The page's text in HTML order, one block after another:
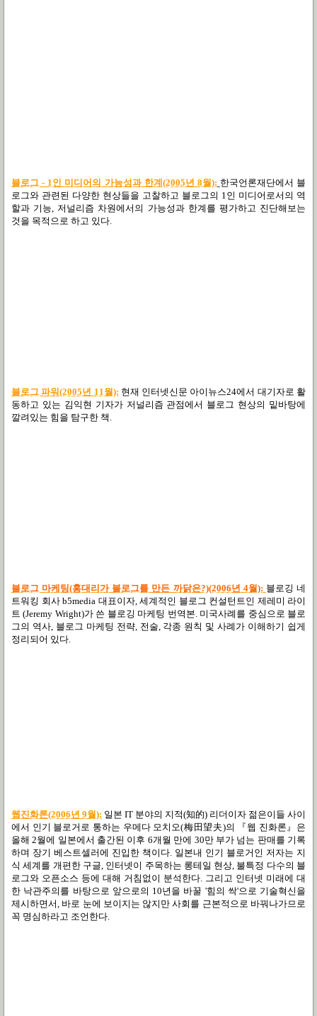
블로그 - 1인 미디어의 가능성과 한계(2005년 8월): 한국언론재단에서 블
로그와 관련된 다양한 현상들을 고찰하고 블로그의 1인 미디어로서의 역
할과 기능, 저널리즘 차원에서의 가능성과 한계를 평가하고 진단해보는
것을 목적으로 하고 있다.
블로그 파워(2005년 11월): 현재 인터넷신문 아이뉴스24에서 대기자로 활
동하고 있는 김익현 기자가 저널리즘 관점에서 블로그 현상의 밑바탕에
깔려있는 힘을 탐구한 책.
블로그 마케팅(홍대리가 블로그를 만든 까닭은?)(2006년 4월): 블로깅 네
트워킹 회사 b5media 대표이자, 세계적인 블로그 컨설턴트인 제레미 라이
트 (Jeremy Wright)가 쓴 블로깅 마케팅 번역본. 미국사례를 중심으로 블로
그의 역사, 블로그 마케팅 전략, 전술, 각종 원칙 및 사례가 이해하기 쉽게
정리되어 있다.
웹진화론(2006년 9월): 일본 IT 분야의 지적(知的) 리더이자 젊은이들 사이
에서 인기 블로거로 통하는 우메다 모치오(梅田望夫)의 『웹 진화론』은
올해 2월에 일본에서 출간된 이후 6개월 만에 30만 부가 넘는 판매를 기록
하며 장기 베스트셀러에 진입한 책이다. 일본내 인기 블로거인 저자는 지
식 세계를 개편한 구글, 인터넷이 주목하는 롱테일 현상, 불특정 다수의 블
로그와 오픈소스 등에 대해 거침없이 분석한다. 그리고 인터넷 미래에 대
한 낙관주의를 바탕으로 앞으로의 10년을 바꿀 '힘의 싹'으로 기술혁신을
제시하면서, 바로 눈에 보이지는 않지만 사회를 근본적으로 바꿔나가므로
꼭 명심하라고 조언한다.